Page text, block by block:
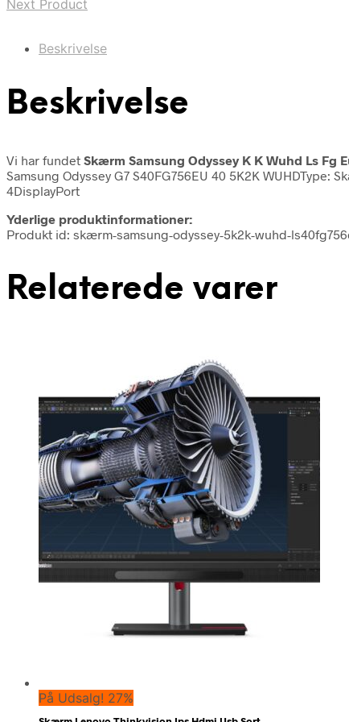
Next Product
Beskrivelse
Beskrivelse
Vi har fundet Skærm Samsung Odyssey K K Wuhd Ls Fg
Samsung Odyssey G7 S40FG756EU 40 5K2K WUHDType:
4DisplayPort
Yderlige produktinformationer:
Produkt id: skærm-samsung-odyssey-5k2k-wuhd-
Relaterede varer
På Udsalg! 27%